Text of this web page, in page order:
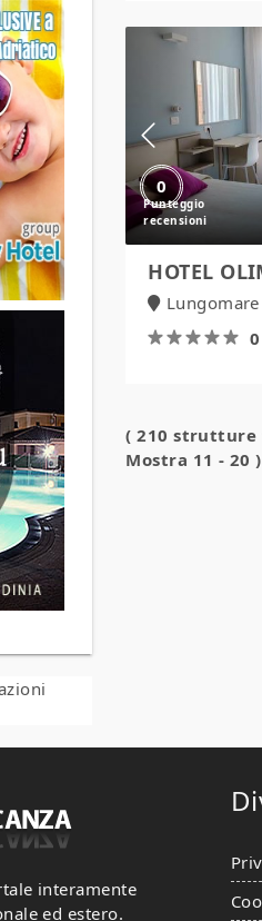
0
OLIMPO
HOTEL
( 210
Mostra 11 - 20 )
interamente
ed estero.